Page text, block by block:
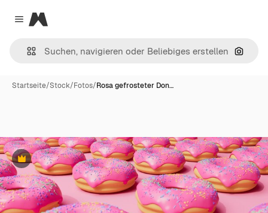
Close menu
Magnific
Nach
Startseite/Stock/Fotos/Rosa gefrosteter Don…
Premium